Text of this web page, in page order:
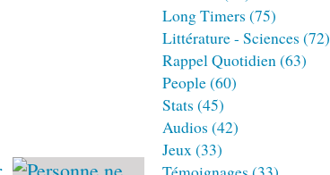
Long Timers (75)
Littérature - Sciences (72)
Rappel Quotidien(63)
People(60)
Stats (45)
Audios (42)
Jeux(33)